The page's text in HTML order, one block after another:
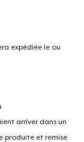
expédiée le ou
arriver dans un
produite et remise